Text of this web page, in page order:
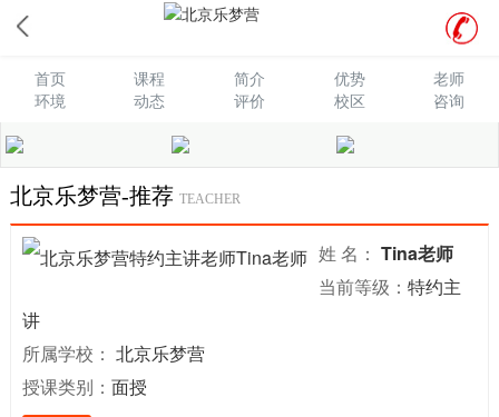
关于北京乐梦营特约主讲老师Tina老师的介绍信息
首页 课程 简介 优势
老师
环境
动态 评价 校区 咨询
北京乐梦营-推荐 TEACHER
姓 名： Tina老师
当前等级： 特约主
讲
所属学校： 北京乐梦营
授课类别： 面授